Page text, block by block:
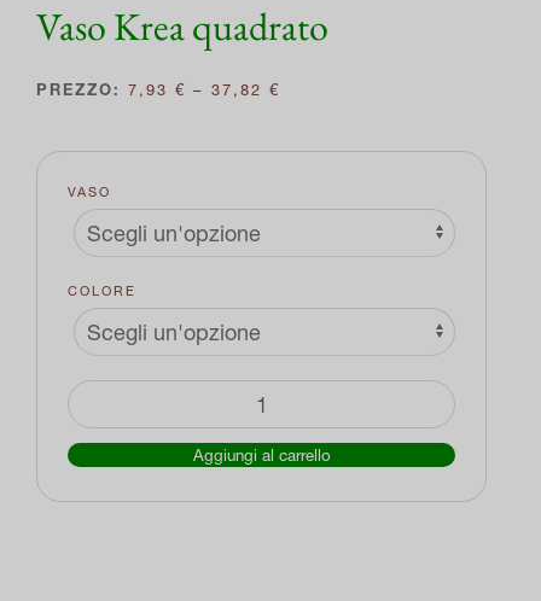
Vaso Krea quadrato
7,93 € – 37,82 €
DA
VASO
COLORE
Vaso
Krea
quadrato
quantità
Aggiungi al carrello